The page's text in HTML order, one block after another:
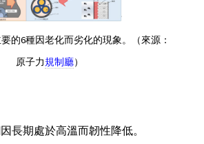
的6種因老化而劣化的現象。（來源：
原子力規制廳）
長期處於高溫而韌性降低。